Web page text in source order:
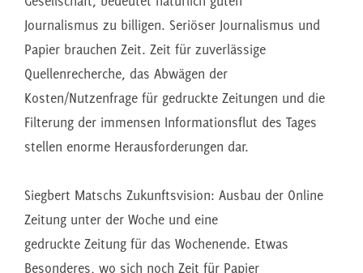
Journalismus zu billigen. Seriöser Journalismus und
Papier brauchen Zeit. Zeit für zuverlässige
Quellenrecherche, das Abwägen der
Kosten/Nutzenfrage für gedruckte Zeitungen und die
Filterung der immensen Informationsflut des Tages
stellen enorme Herausforderungen dar.
Siegbert Matschs Zukunftsvision: Ausbau der Online
Zeitung unter der Woche und eine
gedruckte Zeitung für das Wochenende. Etwas
Besonderes, wo sich noch Zeit für Papier